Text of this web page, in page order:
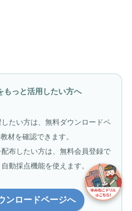
もっと活用したい方へ
たい方は、無料ダウンロードペ
材を確認できます。
布したい方は、無料会員登録で
動採点機能を使えます。
ンロードページへ